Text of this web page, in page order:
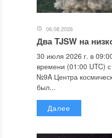
06.08.2026
Два TJSW на
30 июля 2026 г. в
времени (01:00 UTC) с
№9A Центра
был...
Далее